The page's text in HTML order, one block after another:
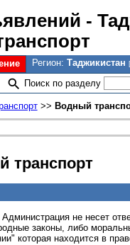
-
Регион: Таджикистан
Поиск по разделу
>> Водный
транспорт
Администрация не несет
законы, либо
которая находится в